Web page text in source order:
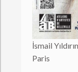
İsmail
Paris